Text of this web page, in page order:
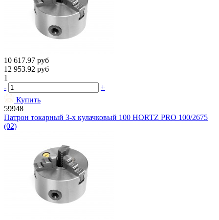
10 617.97 руб
12 953.92 руб
1
-
+
Купить
59948
Патрон токарный 3-х кулачковый 100 HORTZ PRO 100/2675
(02)